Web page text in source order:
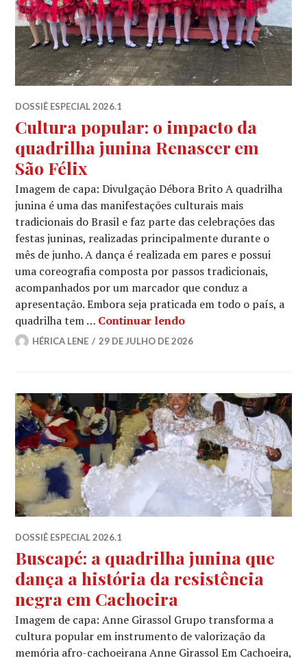
DOSSIÊ ESPECIAL 2026.1
Cultura popular: o impacto da
quadrilha junina Renascer em
São Félix
Imagem de capa: Divulgação Débora Brito A quadrilha
junina é uma das manifestações culturais mais
tradicionais do Brasil e faz parte das celebrações das
festas juninas, realizadas principalmente durante o
mês de junho. A dança é realizada em pares e possui
uma coreografia composta por passos tradicionais,
acompanhados por um marcador que conduz a
apresentação. Embora seja praticada em todo o país, a
quadrilha tem … Continuar lendoCultura popular: o
HÉRICA LENE 29 DE JULHO DE 2026
DOSSIÊ ESPECIAL 2026.1
Buscapé: a quadrilha junina que
dança a história da resistência
negra em Cachoeira
Imagem de capa: Anne Girassol Grupo transforma a
cultura popular em instrumento de valorização da
memória afro-cachoeirana Anne Girassol Em Cachoeira,